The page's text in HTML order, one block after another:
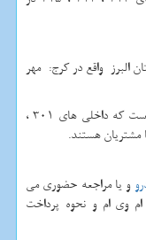
البرز واقع در کرج: مهر
است. شماره تلفن شعبه کرج 02148000781 است که داخلی های 301 ،
و یا مراجعه حضوری می
وی ام و نحوه پرداخت